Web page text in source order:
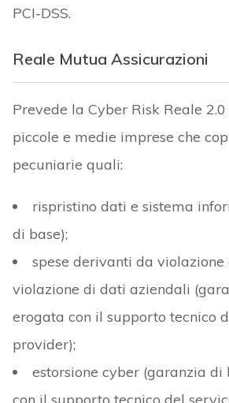
PCI-DSS.
Reale Mutua Assicurazioni
Prevede la Cyber Risk Reale
piccole e medie imprese che
pecuniarie quali:
rispristino dati e sistema
di base);
spese derivanti da
violazione di dati aziendali
erogata con il supporto tecnico
provider);
estorsione cyber (garanzia di